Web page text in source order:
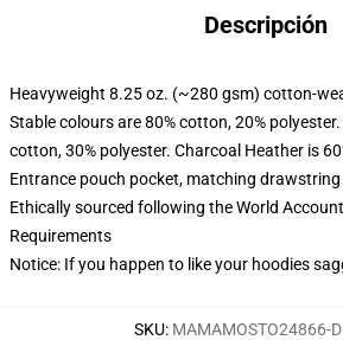
Descripción
Heavyweight 8.25 oz. (~280 gsm) cotton-
Stable colours are 80% cotton, 20%
cotton, 30% polyester. Charcoal Heather is
Entrance pouch pocket, matching
Ethically sourced following the World
Requirements
Notice: If you happen to like your hoodies
SKU: MAMAMOSTO24866-